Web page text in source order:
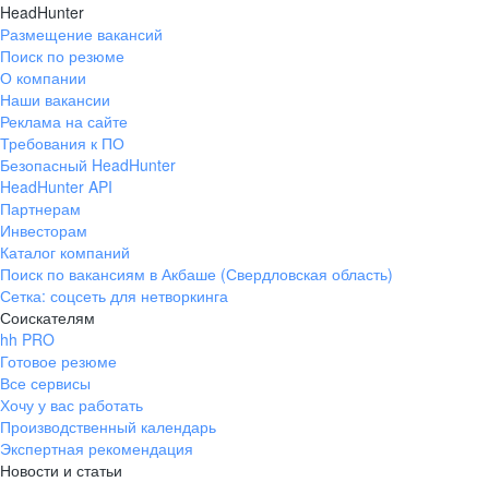
HeadHunter
Размещение вакансий
Поиск по резюме
О компании
Наши вакансии
Реклама на сайте
Требования к ПО
Безопасный HeadHunter
HeadHunter API
Партнерам
Инвесторам
Каталог компаний
Поиск по вакансиям в Акбаше (Свердловская область)
Сетка: соцсеть для нетворкинга
Соискателям
hh PRO
Готовое резюме
Все сервисы
Хочу у вас работать
Производственный календарь
Экспертная рекомендация
Новости и статьи